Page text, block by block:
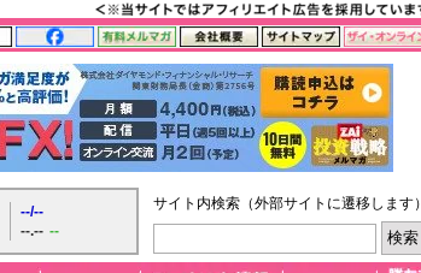
--/--
--.-- --
サイト内検索（外部サイトに遷移します）